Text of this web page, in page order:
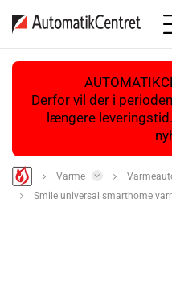
Derfor vil der i
længere
Varme
Smile universal smarthome